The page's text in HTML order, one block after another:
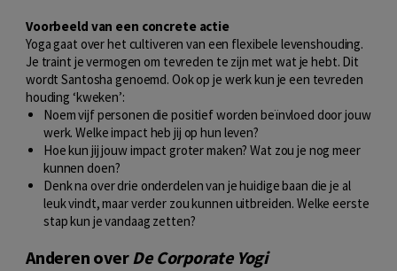
Voorbeeld van een concrete actie
Yoga gaat over het cultiveren van een flexibele levenshouding.
Je traint je vermogen om tevreden te zijn met wat je hebt. Dit
wordt Santosha genoemd. Ook op je werk kun je een tevreden
houding ‘kweken’:
Noem vijf personen die positief worden beïnvloed door jouw
werk. Welke impact heb jij op hun leven?
Hoe kun jij jouw impact groter maken? Wat zou je nog meer
kunnen doen?
Denk na over drie onderdelen van je huidige baan die je al
leuk vindt, maar verder zou kunnen uitbreiden. Welke eerste
stap kun je vandaag zetten?
Anderen over De Corporate Yogi